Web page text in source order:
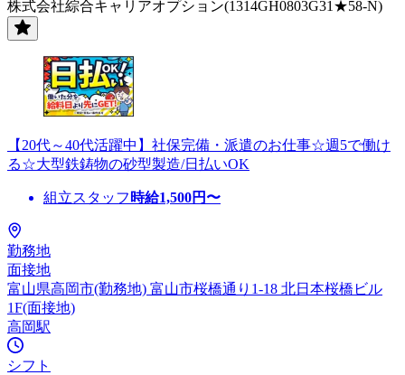
株式会社綜合キャリアオプション(1314GH0803G31★58-N)
【20代～40代活躍中】社保完備・派遣のお仕事☆週5で働け
る☆大型鉄鋳物の砂型製造/日払いOK
組立スタッフ 時給1,500円〜
勤務地
面接地
富山県高岡市(勤務地) 富山市桜橋通り1-18 北日本桜橋ビル
1F(面接地)
高岡駅
シフト